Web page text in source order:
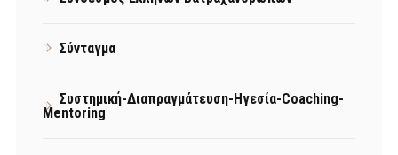
Σύνταγμα
Συστημική-Διαπραγμάτευση-Ηγεσία-Coaching-
Mentoring